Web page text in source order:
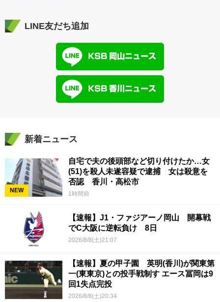
LINE友だち追加
新着ニュース
NEW
自宅で夫の後頭部など切り付けたか…女
(51)を殺人未遂容疑で逮捕 女は殺意を
否認 香川・高松市
1時間前
【速報】J1・ファジアーノ岡山 開幕戦
でC大阪に逆転負け 8日
2026/8/8(土)21:07
【速報】夏の甲子園 英明(香川)が関東第
一(東東京)との投手戦制す エース冨岡は9
回1失点完投
2026/8/8(土)20:34